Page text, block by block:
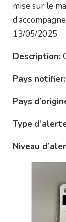
mise sur le
13/05/2025
Description:
Pays notifier:
Pays
Type
Niveau